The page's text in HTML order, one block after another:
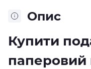
Опис
Купити
паперовий